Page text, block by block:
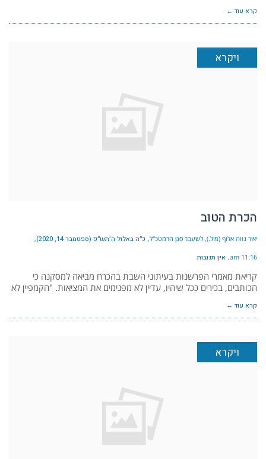
קרא עוד ←
ויקרא
הכרת הטוב
יאיר נווה אלוף (מיל.), לשעבר סגן הרמטכ"ל כ״ה באלול ה׳תש״פ (ספטמבר 14, 2020)
11:16 am אין תגובות
קריאת מאמרי הפרשנות בעיתוני השבת בהכרח מביאה למסקנה כי
הכותבים, בכירים ככל שיהיו, עדיין לא מפנימים את המציאות. "הקמפיין לא
קרא עוד ←
ויקרא